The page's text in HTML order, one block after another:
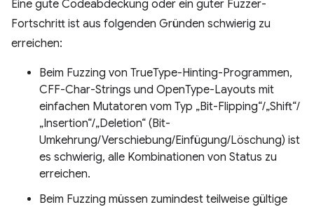
Eine gute Codeabdeckung oder ein guter Fuzzer-
Fortschritt ist aus folgenden Gründen schwierig zu
erreichen:
Beim Fuzzing von TrueType-Hinting-Programmen,
CFF-Char-Strings und OpenType-Layouts mit
einfachen Mutatoren vom Typ „Bit-Flipping“/„Shift“/
„Insertion“/„Deletion“ (Bit-
Umkehrung/Verschiebung/Einfügung/Löschung) ist
es schwierig, alle Kombinationen von Status zu
erreichen.
Beim Fuzzing müssen zumindest teilweise gültige